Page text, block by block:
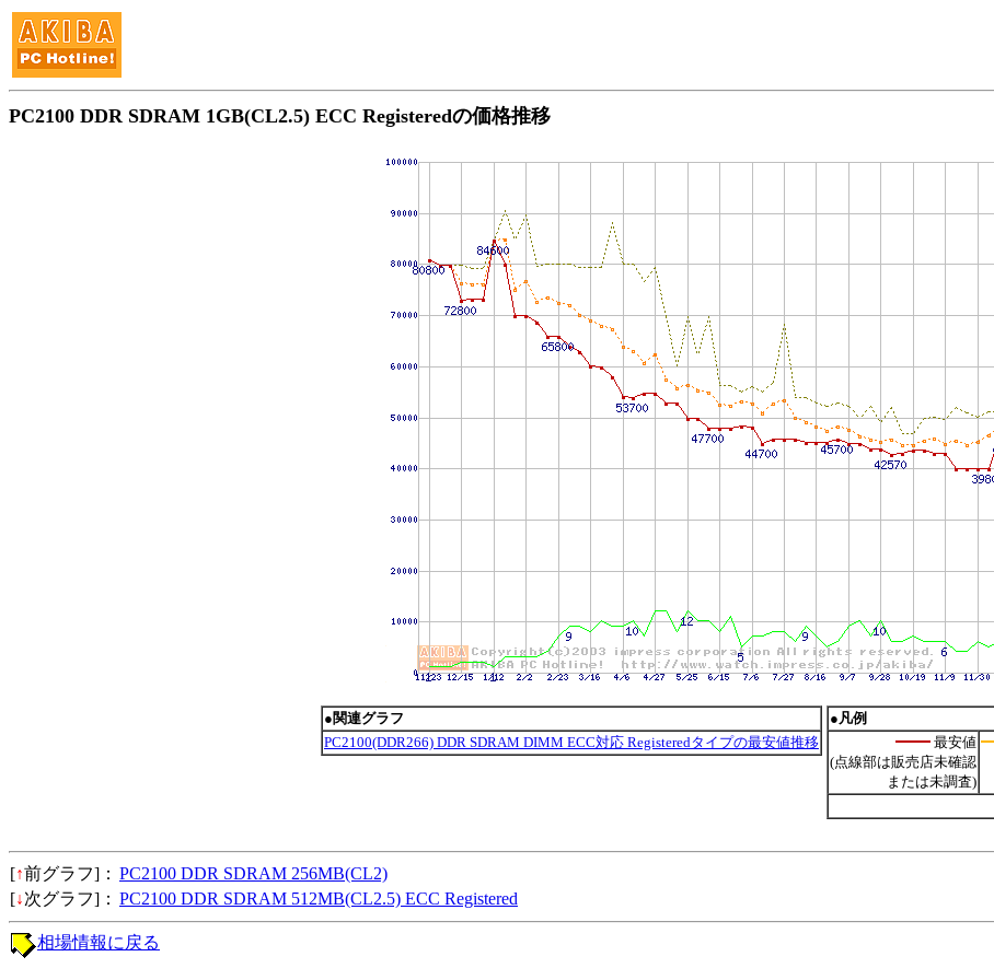
PC2100 DDR SDRAM 1GB(CL2.5) ECC Registeredの価格推移
●関連グラフ
PC2100(DDR266) DDR SDRAM DIMM ECC対応 Registeredタイプの最安値推移
●凡例
最安値
(点線部は販売店未確認
または未調査)
[↑前グラフ]： PC2100 DDR SDRAM 256MB(CL2)
[↓次グラフ]： PC2100 DDR SDRAM 512MB(CL2.5) ECC Registered
相場情報に戻る